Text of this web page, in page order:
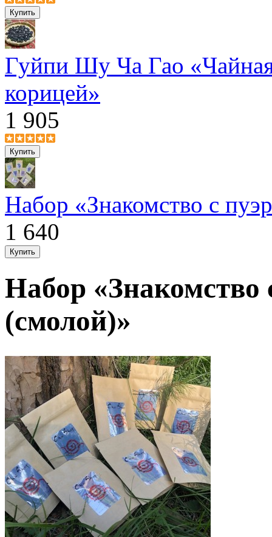
Гуйпи Шу Ча Гао
корицей»
1 905
Набор «Знакомство с
1 640
Набор «Знакомство
(смолой)»